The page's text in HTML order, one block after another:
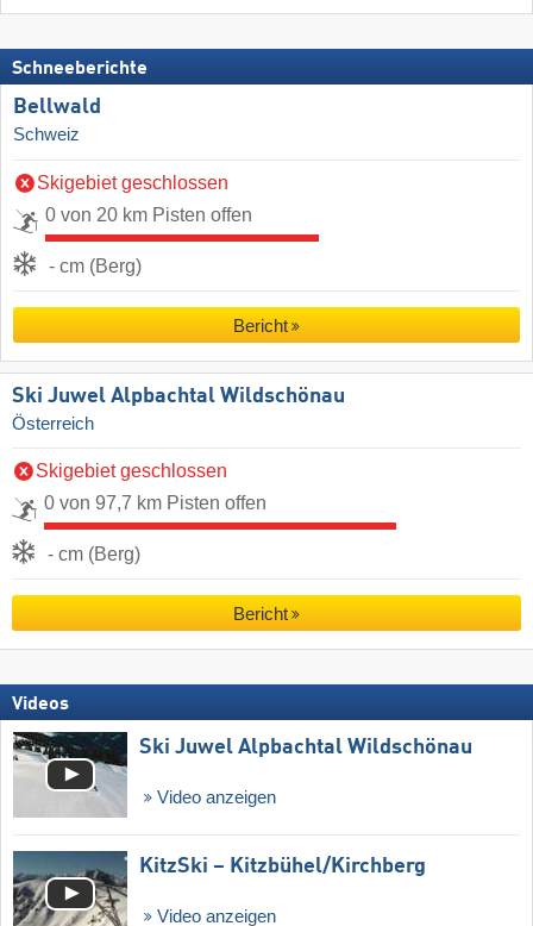
Schneeberichte
Bellwald
Schweiz
Skigebiet geschlossen
0 von 20 km Pisten offen
- cm (Berg)
Bericht
Ski Juwel Alpbachtal Wildschönau
Österreich
Skigebiet geschlossen
0 von 97,7 km Pisten offen
- cm (Berg)
Bericht
Videos
Ski Juwel Alpbachtal Wildschönau
Video anzeigen
KitzSki – Kitzbühel/​Kirchberg
Video anzeigen